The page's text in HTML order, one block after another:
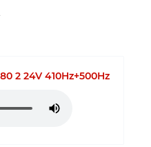
2 24V 410Hz+500Hz